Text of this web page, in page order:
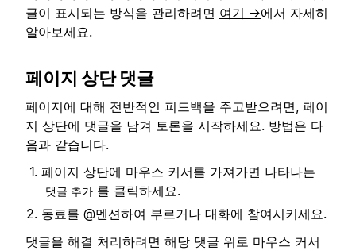
글이 표시되는 방식을 관리하려면 여기 →에서 자세히
알아보세요.
페이지 상단 댓글
페이지에 대해 전반적인 피드백을 주고받으려면, 페이
지 상단에 댓글을 남겨 토론을 시작하세요. 방법은 다
음과 같습니다.
페이지 상단에 마우스 커서를 가져가면 나타나는
댓글 추가 를 클릭하세요.
동료를 @멘션하여 부르거나 대화에 참여시키세요.
댓글을 해결 처리하려면 해당 댓글 위로 마우스 커서